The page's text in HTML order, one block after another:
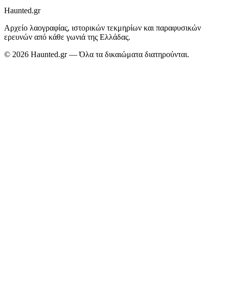
Haunted.gr
Αρχείο λαογραφίας, ιστορικών τεκμηρίων και παραφυσικών
ερευνών από κάθε γωνιά της Ελλάδας.
© 2026 Haunted.gr— Όλα τα δικαιώματα διατηρούνται.